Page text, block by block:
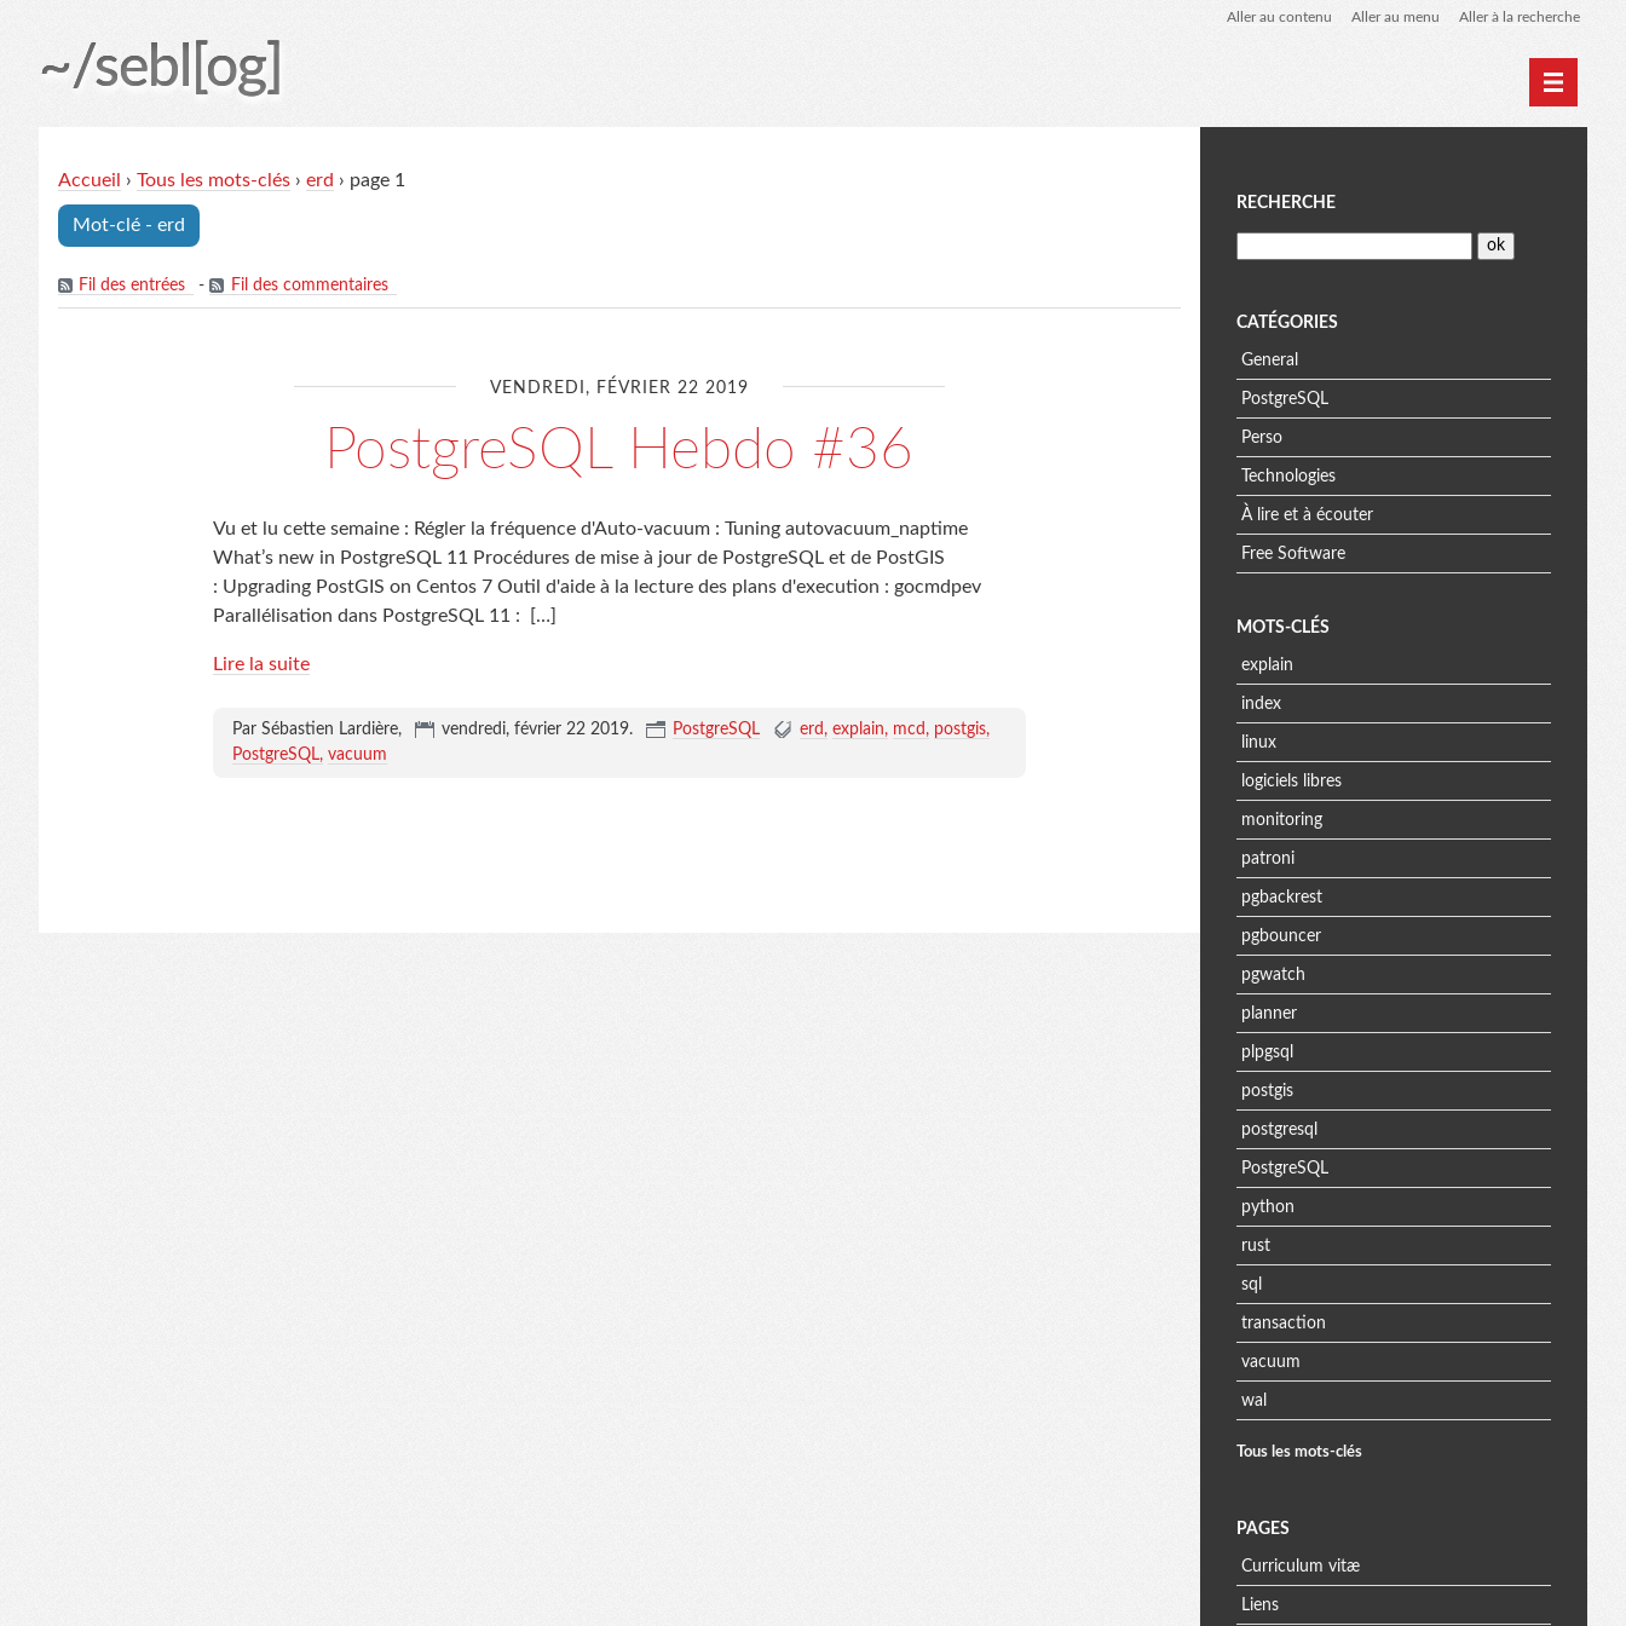
Aller au contenu Aller au menu Aller à la recherche
~/sebl[og]
Accueil
› Tous les mots-clés› erd › page 1
Mot-clé - erd
Fil des entrées - Fil des commentaires
VENDREDI, FÉVRIER 22 2019
PostgreSQL Hebdo #36
Vu et lu cette semaine : Régler la fréquence d'Auto-vacuum : Tuning autovacuum_naptime
What’s new in PostgreSQL 11 Procédures de mise à jour de PostgreSQL et de PostGIS
: Upgrading PostGIS on Centos 7 Outil d'aide à la lecture des plans d'execution : gocmdpev
Parallélisation dans PostgreSQL 11 :
[…]
Lire la suite
Par Sébastien Lardière, vendredi, février 22 2019. PostgreSQL erd explain mcd
postgis
PostgreSQL vacuum
M
e
n
u
RECHERCHE
CATÉGORIES
General
PostgreSQL
Perso
Technologies
À lire et à écouter
Free Software
MOTS-CLÉS
explain
index
linux
logiciels libres
monitoring
patroni
pgbackrest
pgbouncer
pgwatch
planner
plpgsql
postgis
postgresql
PostgreSQL
python
rust
sql
transaction
vacuum
wal
Tous les mots-clés
PAGES
Curriculum vitæ
Liens